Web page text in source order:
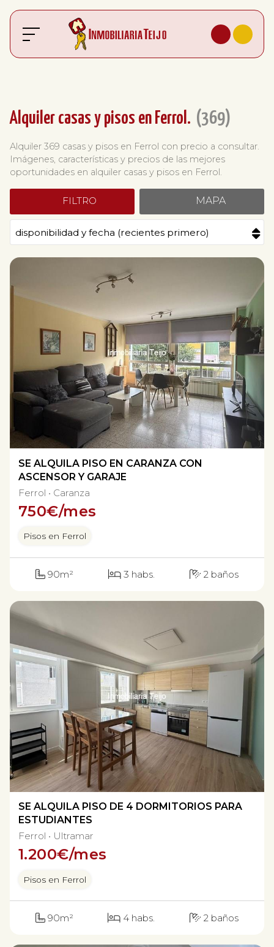
Alquiler casas y pisos en Ferrol. 369
Alquiler 369 casas y pisos en Ferrol con precio a consultar.
Imágenes, características y precios de las mejores
oportunidades en alquiler casas y pisos en Ferrol.
FILTRO MAPA
SE ALQUILA PISO EN CARANZA CON
ASCENSOR Y GARAJE
750€/mes
90m² 3 habs. 2 baños
Ferrol Caranza
Pisos en Ferrol
SE ALQUILA PISO DE 4 DORMITORIOS PARA
ESTUDIANTES
1.200€/mes
90m² 4 habs. 2 baños
Ferrol Ultramar
Pisos en Ferrol